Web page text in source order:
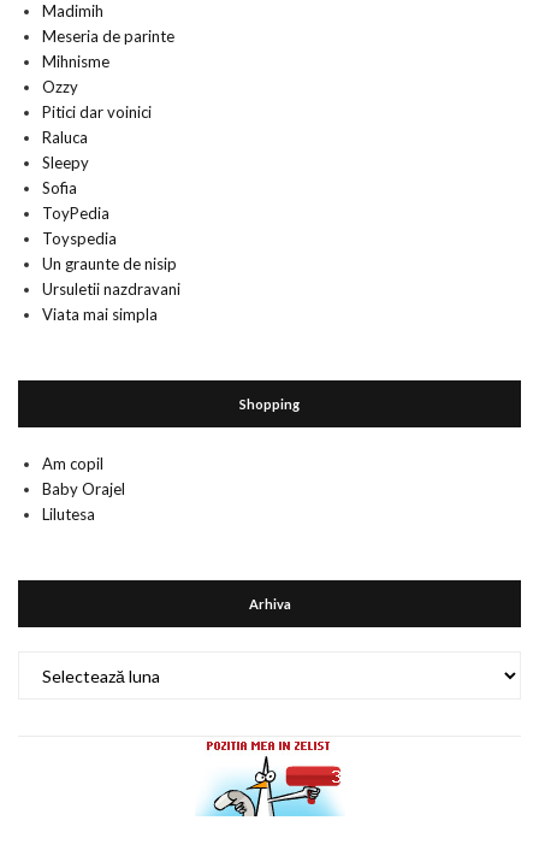
Madimih
Meseria de parinte
Mihnisme
Ozzy
Pitici dar voinici
Raluca
Sleepy
Sofia
ToyPedia
Toyspedia
Un graunte de nisip
Ursuletii nazdravani
Viata mai simpla
Shopping
Am copil
Baby Orajel
Lilutesa
Arhiva